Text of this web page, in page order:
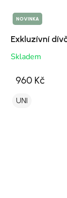
NOVINKA
Exkluzívní
Skladem
960 Kč
UNI